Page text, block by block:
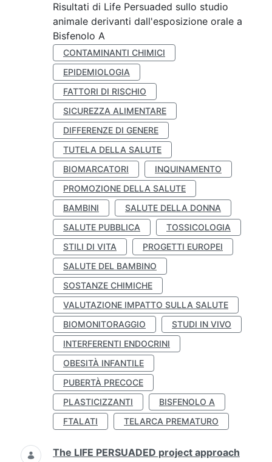
Risultati di Life Persuaded sullo studio
animale derivanti dall'esposizione orale a
Bisfenolo A
CONTAMINANTI CHIMICI
EPIDEMIOLOGIA
FATTORI DI RISCHIO
SICUREZZA ALIMENTARE
DIFFERENZE DI GENERE
TUTELA DELLA SALUTE
BIOMARCATORI
INQUINAMENTO
PROMOZIONE DELLA SALUTE
BAMBINI
SALUTE DELLA DONNA
SALUTE PUBBLICA
TOSSICOLOGIA
STILI DI VITA
PROGETTI EUROPEI
SALUTE DEL BAMBINO
SOSTANZE CHIMICHE
VALUTAZIONE IMPATTO SULLA SALUTE
BIOMONITORAGGIO
STUDI IN VIVO
INTERFERENTI ENDOCRINI
OBESITÀ INFANTILE
PUBERTÀ PRECOCE
PLASTICIZZANTI
BISFENOLO A
FTALATI
TELARCA PREMATURO
The LIFE PERSUADED project approach